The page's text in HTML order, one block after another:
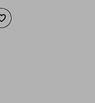
Προσθήκη στα αγαπημένα